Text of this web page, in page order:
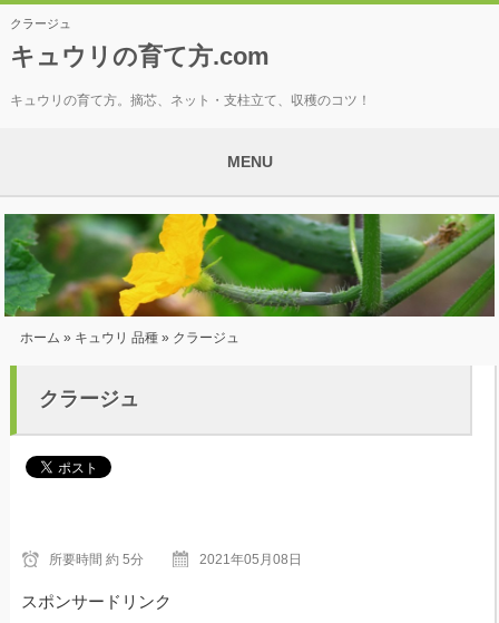
クラージュ
キュウリの育て方.com
キュウリの育て方。摘芯、ネット・支柱立て、収穫のコツ！
MENU
ホーム » キュウリ 品種» クラージュ
クラージュ
所要時間 約 5分 2021年05月08日
スポンサードリンク